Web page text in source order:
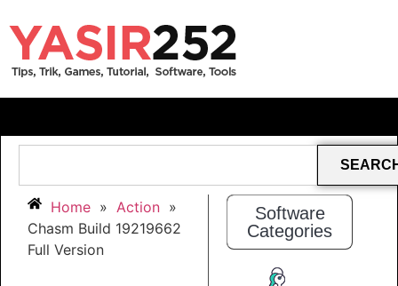
Home » Action »
Chasm Build 19219662
Full Version
Software
Categories